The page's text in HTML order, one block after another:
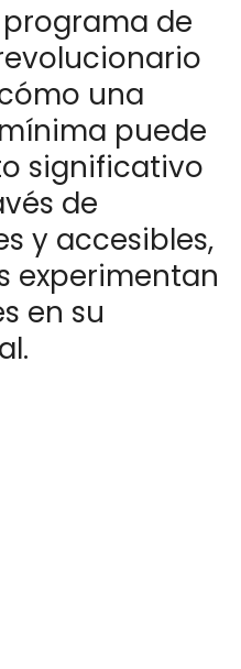
programa de
una
puede
significativo
de
y accesibles,
experimentan
en su